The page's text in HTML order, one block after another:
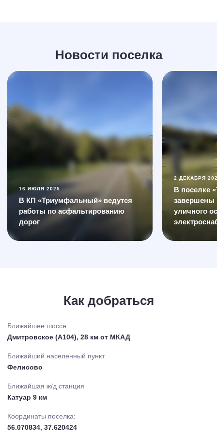
Новости поселка
16 ИЮЛЯ 2025
В КП «Триумфальный» ведутся
работы по асфальтированию
дорог
2 ДЕКАБРЯ
В поселке
завершены
уличного
Как добраться
Ближайшее шоссе
Дмитровское (А104), 28 км от МКАД
Ближайший населенный пункт
Фелисово
Ближайшая ж/д станция
Катуар 9 км
Координаты поселка:
56.070834, 37.620424